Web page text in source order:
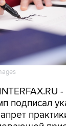
подписал